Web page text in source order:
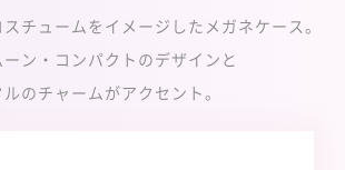
チュームをイメージしたメガネケース。
ーン・コンパクトのデザインと
ルのチャームがアクセント。